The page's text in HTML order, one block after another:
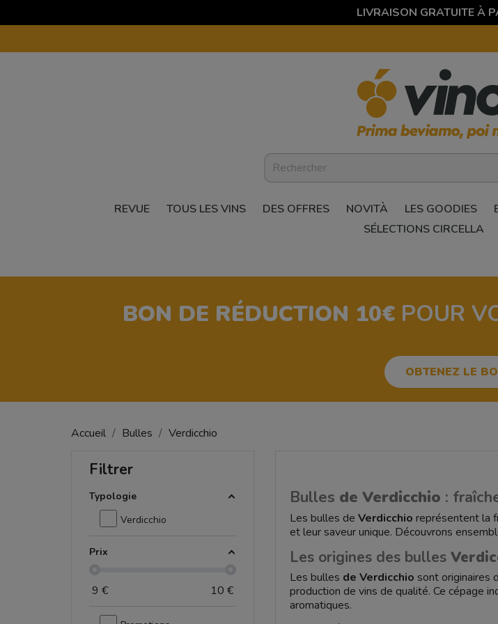
LIVRAISON GRATUITE À
REVUE TOUS LES VINS DES OFFRES NOVITÀ LES GOODIES
SÉLECTIONS CIRCELLA
BON DE RÉDUCTION 10€ POUR
OBTENEZ LE
Accueil Bulles Verdicchio
Filtrer
Typologie
Verdicchio
Prix
9 € 10 €
Bulles de Verdicchio :
Les bulles de Verdicchio représentent la
et leur saveur unique. Découvrons
Les origines des bulles
Les bulles de Verdicchio sont originaires
production de vins de qualité. Ce cépage
aromatiques.